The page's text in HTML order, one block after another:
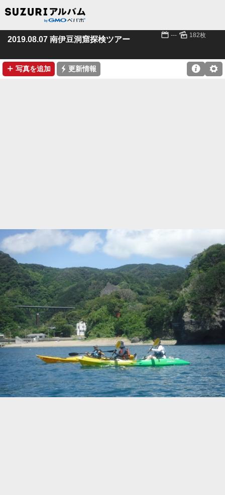
2019.08.07 南伊豆洞窟探検ツアー 📅 --- 🌄 182枚
➕ 写真を追加 ⚡ 更新情報 ⚙
